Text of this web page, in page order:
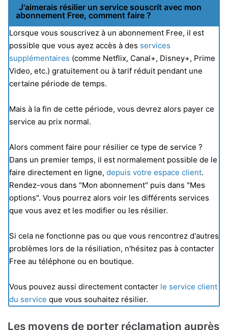
J'aimerais résilier un service souscrit avec mon
abonnement Free, comment faire ?
Lorsque vous souscrivez à un abonnement Free, il est
possible que vous ayez accès à des services
supplémentaires (comme Netflix, Canal+, Disney+, Prime
Video, etc.) gratuitement ou à tarif réduit pendant une
certaine période de temps.
Mais à la fin de cette période, vous devrez alors payer ce
service au prix normal.
Alors comment faire pour résilier ce type de service ?
Dans un premier temps, il est normalement possible de le
faire directement en ligne, depuis votre espace client.
Rendez-vous dans "Mon abonnement" puis dans "Mes
options". Vous pourrez alors voir les différents services
que vous avez et les modifier ou les résilier.
Si cela ne fonctionne pas ou que vous rencontrez d'autres
problèmes lors de la résiliation, n'hésitez pas à contacter
Free au téléphone ou en boutique.
Vous pouvez aussi directement contacter le service client
du service que vous souhaitez résilier.
Les moyens de porter réclamation auprès